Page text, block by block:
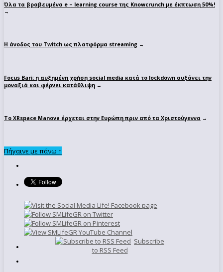
Όλα τα βραβευμένα e – learning course της Knowcrunch με έκπτωση 50%!
→
Η άνοδος του Twitch ως πλατφόρμα streaming →
Focus Bari: η αυξημένη χρήση social media κατά το lockdown αυξάνει την
μοναξιά και φέρνει κατάθλιψη →
Το XRspace Manova έρχεται στην Ευρώπη πριν από τα Χριστούγεννα →
Πήγαινε με πάνω ↑
Subscribe
to RSS Feed